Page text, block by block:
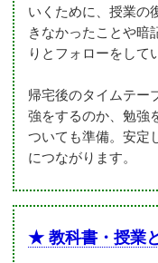
いくために、授業の
きなかったことや暗
りとフォローをして
帰宅後のタイムテー
強をするのか、勉強
ついても準備。安定
につながります。
★ 教科書・授業